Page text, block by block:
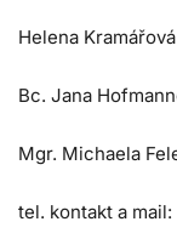
Helena Kramářová
Bc. Jana
Mgr. Michaela
tel. kontakt a